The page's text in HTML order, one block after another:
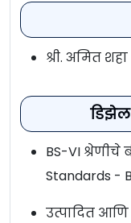
श्री. अमित
BS-VI
Standards -
उत्पादित